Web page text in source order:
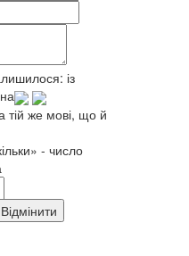
із
тій же мові, що й
- число